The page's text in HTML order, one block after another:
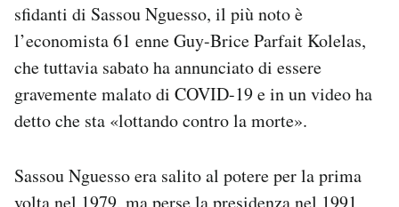
sfidanti di Sassou Nguesso, il più noto è
l’economista 61 enne Guy-Brice Parfait Kolelas,
che tuttavia sabato ha annunciato di essere
gravemente malato di COVID-19 e in un video ha
detto che sta «lottando contro la morte».
Sassou Nguesso era salito al potere per la prima
volta nel 1979, ma perse la presidenza nel 1991